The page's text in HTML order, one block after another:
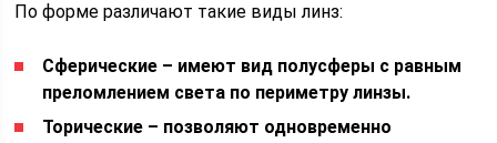
По форме различают такие виды линз:
Сферические – имеют вид полусферы с равным
преломлением света по периметру линзы.
Торические – позволяют одновременно